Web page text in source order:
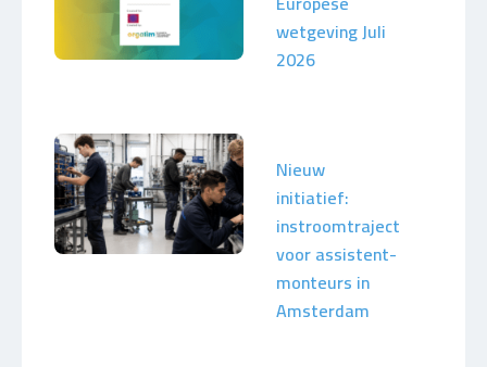
wetgeving Juli
2026
Nieuw
initiatief:
instroomtraject
voor assistent-
monteurs in
Amsterdam